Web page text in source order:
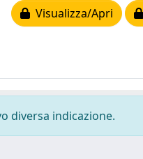
Visualizza/Apri
diversa indicazione.